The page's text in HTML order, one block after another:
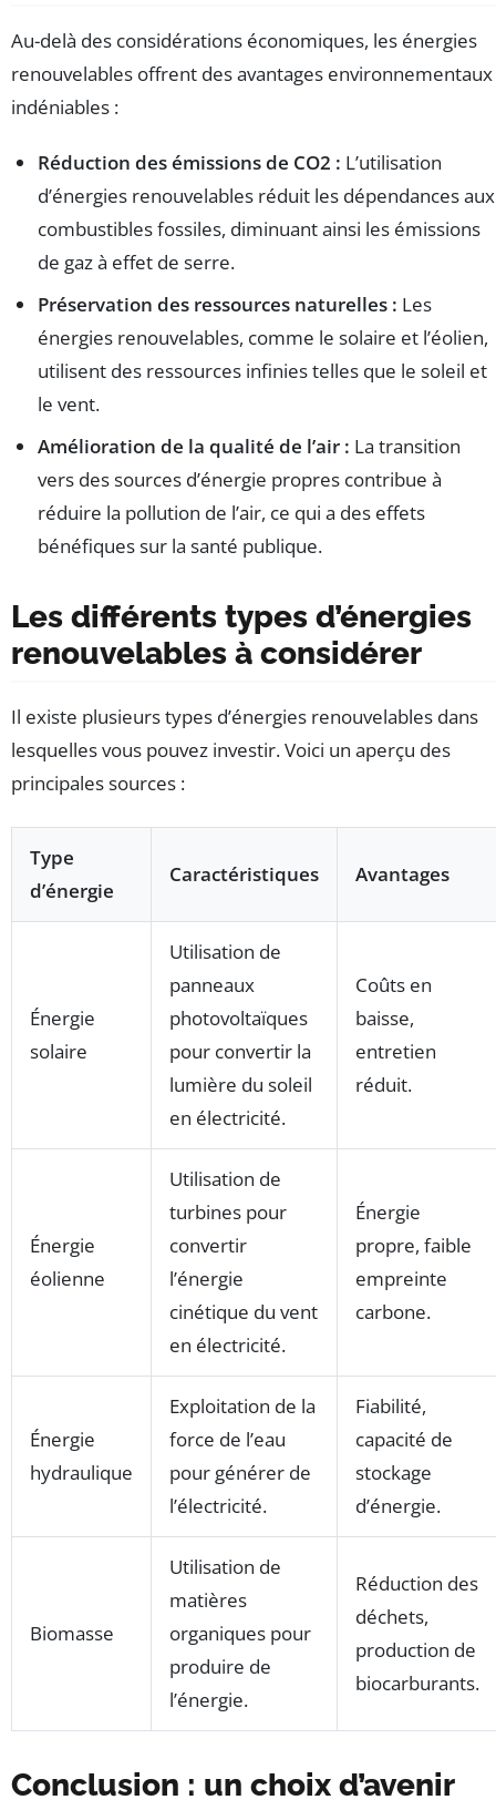
Au-delà des considérations économiques, les énergies
renouvelables offrent des avantages environnementaux
indéniables :
Réduction des émissions de CO2 : L’utilisation
d’énergies renouvelables réduit les dépendances aux
combustibles fossiles, diminuant ainsi les émissions
de gaz à effet de serre.
Préservation des ressources naturelles : Les
énergies renouvelables, comme le solaire et l’éolien,
utilisent des ressources infinies telles que le soleil et
le vent.
Amélioration de la qualité de l’air : La transition
vers des sources d’énergie propres contribue à
réduire la pollution de l’air, ce qui a des effets
bénéfiques sur la santé publique.
Les différents types d’énergies
renouvelables à considérer
Il existe plusieurs types d’énergies renouvelables dans
lesquelles vous pouvez investir. Voici un aperçu des
principales sources :
Type
d’énergie
Caractéristiques Avantages
Énergie
solaire
Utilisation de
panneaux
photovoltaïques
pour convertir la
lumière du soleil
en électricité.
Coûts en
baisse,
entretien
réduit.
Énergie
éolienne
Utilisation de
turbines pour
convertir
l’énergie
cinétique du vent
en électricité.
Énergie
propre, faible
empreinte
carbone.
Énergie
hydraulique
Exploitation de la
force de l’eau
pour générer de
l’électricité.
Fiabilité,
capacité de
stockage
d’énergie.
Biomasse
Utilisation de
matières
organiques pour
produire de
l’énergie.
Réduction des
déchets,
production de
biocarburants.
Conclusion : un choix d’avenir